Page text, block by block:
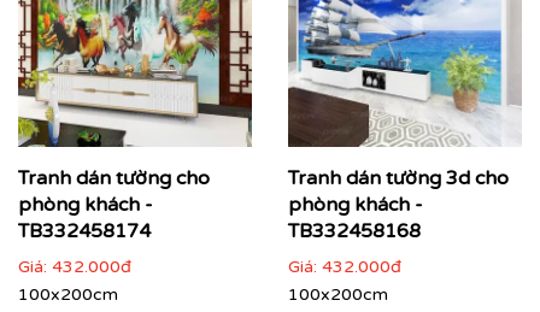
Tranh dán tường cho
phòng khách -
TB332458174
Giá: 432.000đ
100x200cm
Tranh dán tường 3d cho
phòng khách -
TB332458168
Giá: 432.000đ
100x200cm